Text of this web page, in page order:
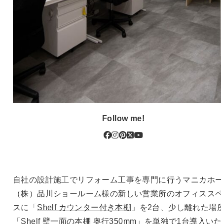
Follow me!
自社の設計施工でリフォーム工事を専門に行うマニカホ
（株）品川ショールーム様の新しい営業所のオフィスス
スに「 Shelf カウンター付き本棚 」を2台、少し離れた場
「 Shelf 壁一面の本棚 奥行350mm 」を単独で1台導入い